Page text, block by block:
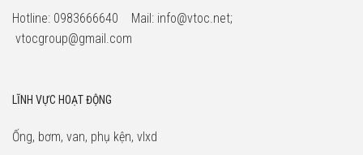
Hotline: 0983666640 Mail: info@vtoc.net;
vtocgroup@gmail.com
LĨNH VỰC HOẠT ĐỘNG
Ống, bơm, van, phụ kện, vlxd